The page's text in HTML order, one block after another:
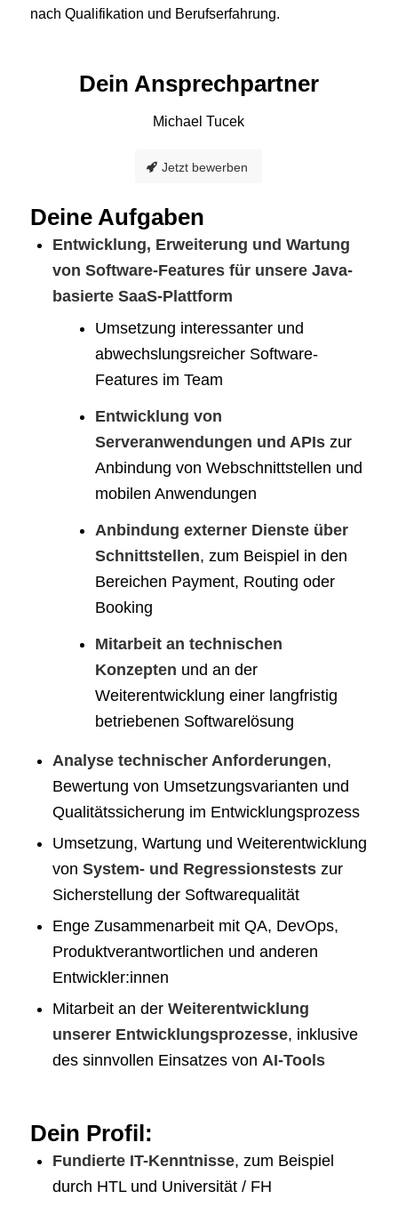
Deine Aufgaben
Entwicklung, Erweiterung und Wartung
von Software-Features für unsere Java-
basierte SaaS-Plattform
Umsetzung interessanter und
abwechslungsreicher Software-
Features im Team
Entwicklung von
Serveranwendungen und APIszur
Anbindung von Webschnittstellen und
mobilen Anwendungen
Anbindung externer Dienste über
Schnittstellen, zum Beispiel in den
Bereichen Payment, Routing oder
Booking
Mitarbeit an technischen
Konzepten und an der
Weiterentwicklung einer langfristig
betriebenen Softwarelösung
Analyse technischer Anforderungen,
Bewertung von Umsetzungsvarianten und
Qualitätssicherung im Entwicklungsprozess
Umsetzung, Wartung und Weiterentwicklung
von System- und Regressionstestszur
Sicherstellung der Softwarequalität
Enge Zusammenarbeit mit QA, DevOps,
Produktverantwortlichen und anderen
Entwickler:innen
Mitarbeit an der Weiterentwicklung
unserer Entwicklungsprozesse, inklusive
des sinnvollen Einsatzes von AI-Tools
Dein Profil:
Fundierte IT-Kenntnisse, zum Beispiel
durch HTL und Universität / FH
nach Qualifikation und Berufserfahrung.
Dein Ansprechpartner
Michael Tucek
Jetzt bewerben